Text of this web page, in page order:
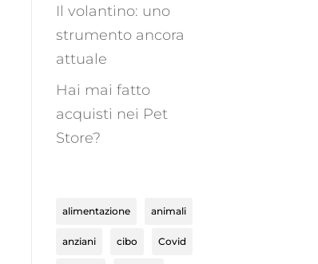
Il volantino: uno
strumento ancora
attuale
Hai mai fatto
acquisti nei Pet
Store?
alimentazione animali
anziani cibo Covid